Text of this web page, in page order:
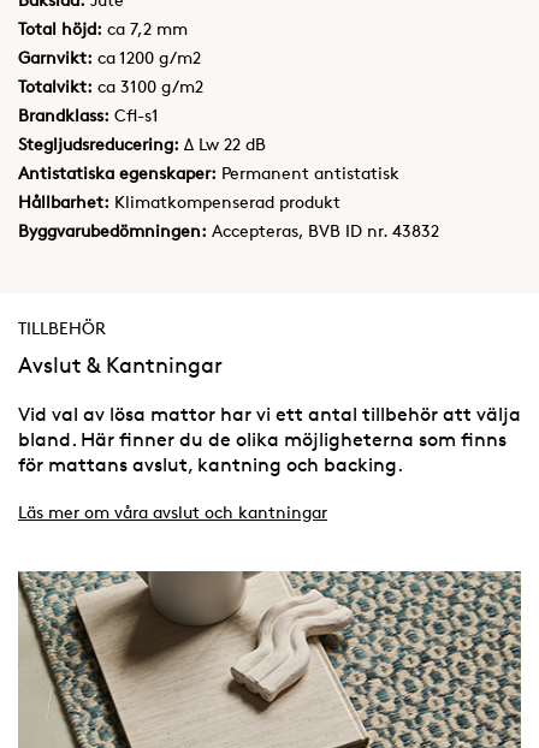
Total höjd: ca 7,2 mm
Garnvikt: ca 1200 g/m2
Totalvikt: ca 3100 g/m2
Brandklass: Cfl-s1
Stegljudsreducering: Δ Lw 22 dB
Antistatiska egenskaper: Permanent antistatisk
Hållbarhet: Klimatkompenserad produkt
Byggvarubedömningen: Accepteras, BVB ID nr. 43832
TILLBEHÖR
Avslut & Kantningar
Vid val av lösa mattor har vi ett antal tillbehör att välja
bland. Här finner du de olika möjligheterna som finns
för mattans avslut, kantning och backing.
Läs mer om våra avslut och kantningar